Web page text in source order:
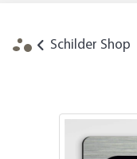
Schilder Shop